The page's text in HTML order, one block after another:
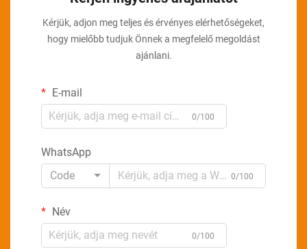
Kérjük, adjon meg teljes és érvényes elérhetőségeket,
hogy mielőbb tudjuk Önnek a megfelelő megoldást
ajánlani.
E-mail
0/100
WhatsApp
Code
0/100
Név
0/100